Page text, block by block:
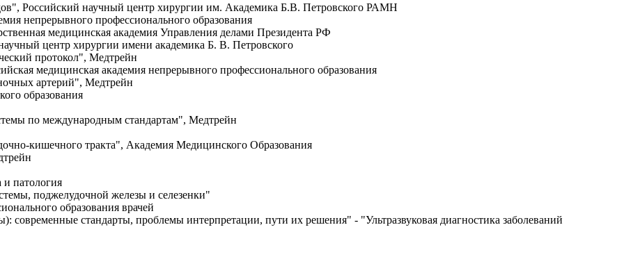
Российский научный центр хирургии им. Академика Б.В. Петровского РАМН
непрерывного профессионального образования
медицинская академия Управления делами Президента РФ
центр хирургии имени академика Б. В. Петровского
протокол", Медтрейн
медицинская академия непрерывного профессионального образования
артерий", Медтрейн
образования
по международным стандартам", Медтрейн
кишечного тракта", Академия Медицинского Образования
и патология
поджелудочной железы и селезенки"
образования врачей
современные стандарты, проблемы интерпретации, пути их решения" - "Ультразвуковая диагностика заболеваний